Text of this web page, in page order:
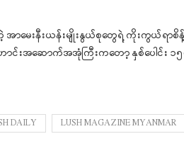
ေးနီးယန်းမျိုးနွယ်စုတွေရဲ့ ကိုးကွယ်ရာစိန့်ဂျွ
အဆောက်အအုံကြီးကတော့ နှစ်ပေါင်း ၁၅၀
DAILY LUSH MAGAZINE MYANMAR